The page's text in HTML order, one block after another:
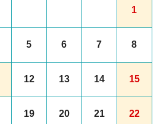
1
5 6 7 8
12 13 14 15
19 20 21 22